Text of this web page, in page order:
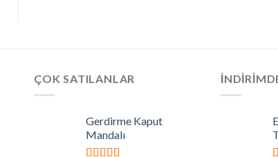
ÇOK SATILANLAR
Gerdirme Kaput
Mandalı